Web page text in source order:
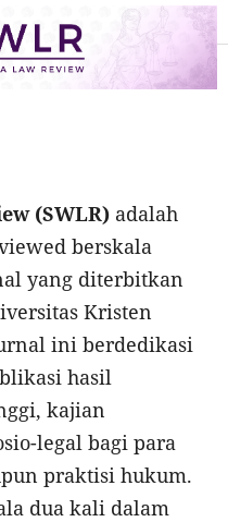
(SWLR)adalah
berskala
yang diterbitkan
Kristen
ini berdedikasi
hasil
kajian
legal bagi para
praktisi hukum.
dua kali dalam